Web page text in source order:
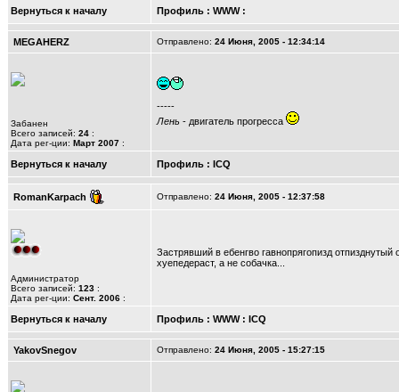
Вернуться к началу Профиль : WWW:
MEGAHERZ Отправлено: 24 Июня, 2005 - 12:34:14
Забанен
Всего записей: 24 :
Дата рег-ции: Март 2007 :
-----
Лень - двигатель прогресса
Вернуться к началу Профиль : ICQ
RomanKarpach Отправлено: 24 Июня, 2005 - 12:37:58
Администратор
Всего записей: 123 :
Дата рег-ции: Сент. 2006 :
Застрявший в ебенгво гавнопрягопизд
хуепедераст, а не собачка...
Вернуться к началу Профиль : WWW: ICQ
YakovSnegov Отправлено: 24 Июня, 2005 - 15:27:15